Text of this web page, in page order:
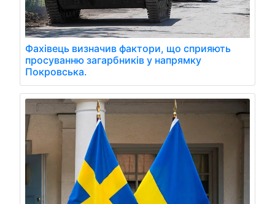
Фахівець визначив фактори, що сприяють
просуванню загарбників у напрямку
Покровська.